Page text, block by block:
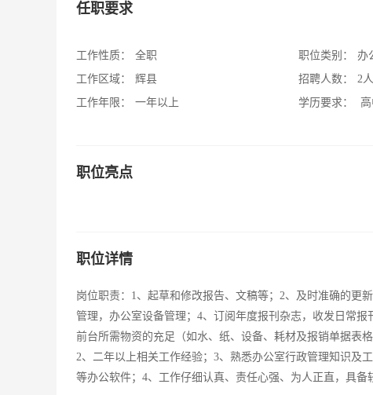
任职要求
工作性质：
全职
工作区域：
辉县
工作年限：
一年以上
职位类别：
办
招聘人数：
2人
学历要求：
职位亮点
职位详情
岗位职责：1、起草和修改报告、文稿等；2、及时准确的更
管理，办公室设备管理；4、订阅年度报刊杂志，收发日常
前台所需物资的充足（如水、纸、设备、耗材及报销单据表
2、二年以上相关工作经验；3、熟悉办公室行政管理知识及
等办公软件；4、工作仔细认真、责任心强、为人正直，具备